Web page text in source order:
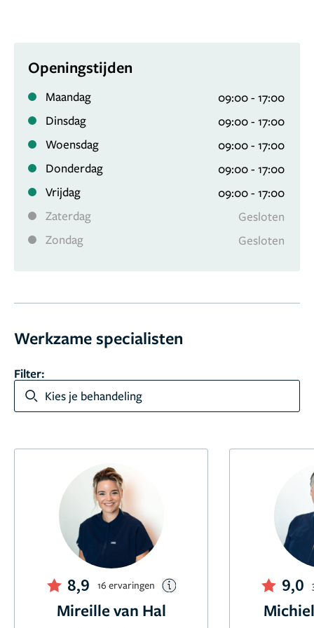
Openingstijden
Maandag
09:00 - 17:00
Dinsdag
09:00 - 17:00
Woensdag
09:00 - 17:00
Donderdag
09:00 - 17:00
Vrijdag
09:00 - 17:00
Zaterdag
Gesloten
Zondag
Gesloten
Werkzame specialisten
Filter:
Kies je behandeling
8,9 16 ervaringen
Mireille van Hal
9,0